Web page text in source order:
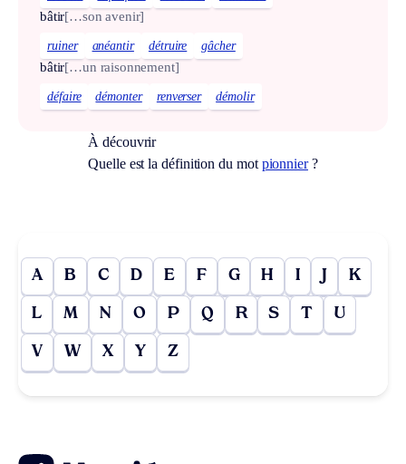
bâtir[…son avenir]
ruiner anéantir détruire gâcher
bâtir[…un raisonnement]
défaire démonter renverser démolir
À découvrir
Quelle est la définition du mot pionnier?
A B C D E F G H I J K
L M N O P Q R S T U
V W X Y Z